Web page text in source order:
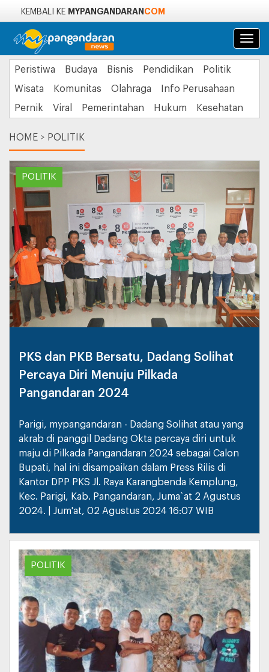
KEMBALI KE MYPANGANDARAN COM
Peristiwa Budaya Bisnis Pendidikan
Politik
Wisata
Komunitas Olahraga
Info Perusahaan
Pernik
Viral Pemerintahan Hukum Kesehatan
HOME > POLITIK
POLITIK
PKS dan PKB Bersatu, Dadang Solihat
Percaya Diri Menuju Pilkada
Pangandaran 2024
Parigi, mypangandaran - Dadang Solihat atau yang
akrab di panggil Dadang Okta percaya diri untuk
maju di Pilkada Pangandaran 2024 sebagai Calon
Bupati, hal ini disampaikan dalam Press Rilis di
Kantor DPP PKS Jl. Raya Karangbenda Kemplung,
Kec. Parigi, Kab. Pangandaran, Juma`at 2 Agustus
2024. | Jum'at, 02 Agustus 2024 16:07 WIB
POLITIK